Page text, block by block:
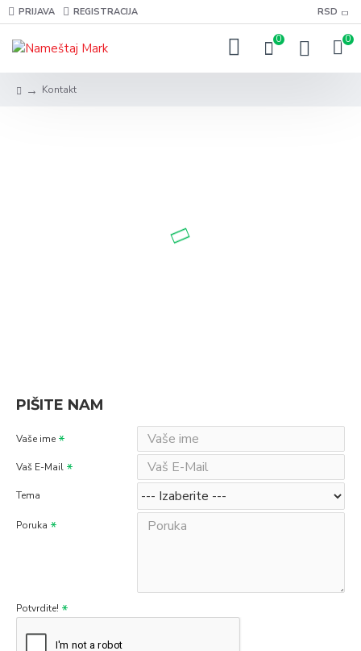
PRIJAVA REGISTRACIJA RSD
0 0
Kontakt
PIŠITE NAM
Vaše ime
Vaš E-Mail
Tema
Poruka
Potvrdite!